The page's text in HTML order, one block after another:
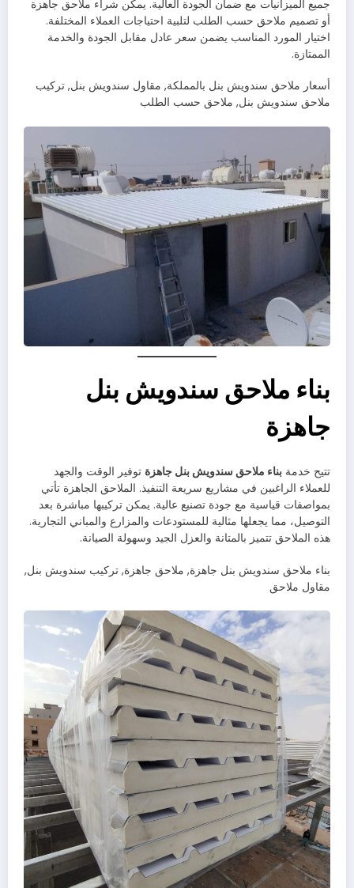
جميع الميزانيات مع ضمان الجودة العالية. يمكن شراء ملاحق جاهزة
أو تصميم ملاحق حسب الطلب لتلبية احتياجات العملاء المختلفة.
اختيار المورد المناسب يضمن سعر عادل مقابل الجودة والخدمة
الممتازة.
أسعار ملاحق سندويش بنل بالمملكة, مقاول سندويش بنل, تركيب
ملاحق سندويش بنل, ملاحق حسب الطلب
بناء ملاحق سندويش بنل
جاهزة
تتيح خدمة بناء ملاحق سندويش بنل جاهزة توفير الوقت والجهد
للعملاء الراغبين في مشاريع سريعة التنفيذ. الملاحق الجاهزة تأتي
بمواصفات قياسية مع جودة تصنيع عالية. يمكن تركيبها مباشرة بعد
التوصيل، مما يجعلها مثالية للمستودعات والمزارع والمباني التجارية.
هذه الملاحق تتميز بالمتانة والعزل الجيد وسهولة الصيانة.
بناء ملاحق سندويش بنل جاهزة, ملاحق جاهزة, تركيب سندويش بنل,
مقاول ملاحق